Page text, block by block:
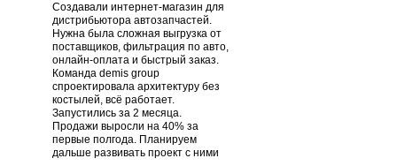
Создавали интернет-магазин для
дистрибьютора автозапчастей.
Нужна была сложная выгрузка от
поставщиков, фильтрация по авто,
онлайн-оплата и быстрый заказ.
Команда demis group
спроектировала архитектуру без
костылей, всё работает.
Запустились за 2 месяца.
Продажи выросли на 40% за
первые полгода. Планируем
дальше развивать проект с ними